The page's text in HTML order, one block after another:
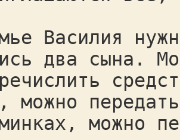
Василия
два сына.
можно
можно